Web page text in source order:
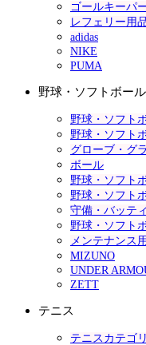
ゴールキーパ
レフェリー用
adidas
NIKE
PUMA
野球・ソフトボール
野球・ソフト
野球・ソフト
グローブ・グ
ボール
野球・ソフト
野球・ソフト
守備・バッテ
野球・ソフト
メンテナンス
MIZUNO
UNDER
ZETT
テニス
テニスカテゴ